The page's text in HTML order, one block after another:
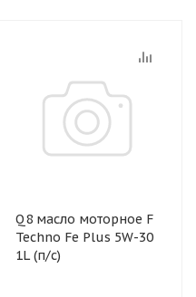
Q8 масло моторное F
Techno Fe Plus 5W-30
1L (п/с)